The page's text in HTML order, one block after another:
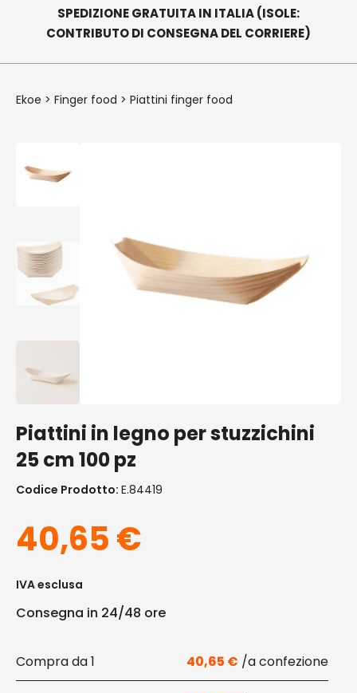
SPEDIZIONE GRATUITA IN ITALIA (ISOLE:
CONTRIBUTO DI CONSEGNA DEL CORRIERE)
Ekoe > Finger food > Piattini finger food
Piattini in legno per stuzzichini
25 cm 100 pz
Codice Prodotto: E.84419
40,65€
IVA esclusa
Consegna in 24/48 ore
1 40,65 €